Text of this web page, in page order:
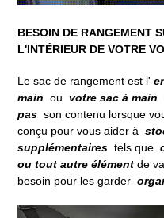
BESOIN DE RANGEMENT
L'INTÉRIEUR DE VOTRE
Le sac de rangement est l'
main ou votre sac à main
pas son contenu lorsque
conçu pour vous aider à
supplémentaires tels que
ou tout autre élément de
besoin pour les garder